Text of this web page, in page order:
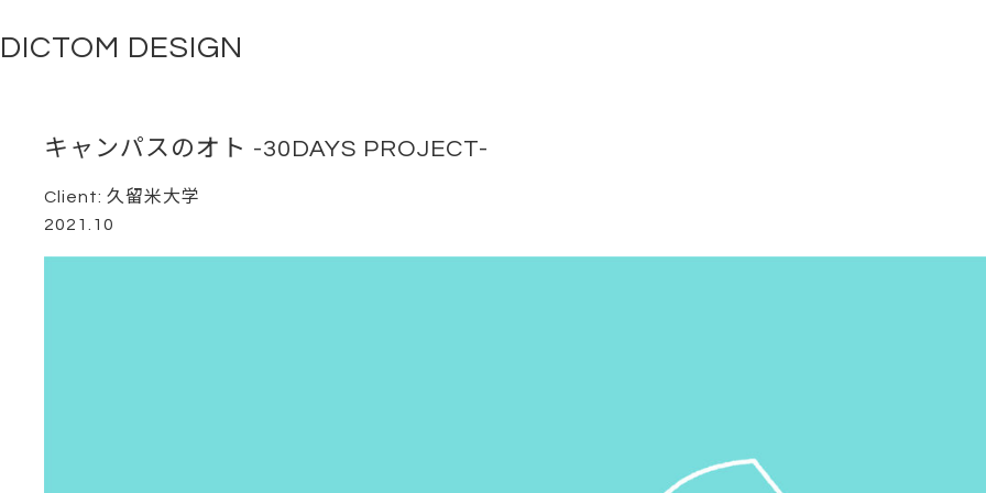
DICTOM DESIGN
キャンパスのオト -30DAYS PROJECT-
Client: 久留米大学
2021.10